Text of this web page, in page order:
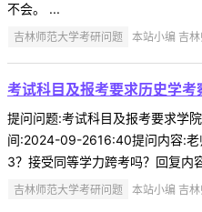
不会。 ...
吉林师范大学考研问题 本站小编 吉
考试科目及报考要求历史学
提问问题:考试科目及报考要求学
间:2024-09-2616:40提问内容:老
3？接受同等学力跨考吗？回复内
吉林师范大学考研问题 本站小编 吉